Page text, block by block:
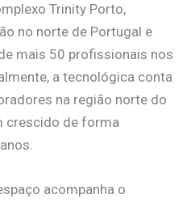
Trinity Porto,
no norte de Portugal e
mais 50 profissionais nos
a tecnológica conta
na região norte do
crescido de forma
acompanha o